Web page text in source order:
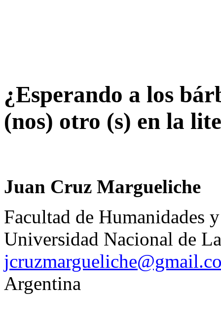
¿Esperando a los
(nos) otro (s) en la
Juan Cruz Margueliche
Facultad de Humanidades
Universidad Nacional de
Argentina